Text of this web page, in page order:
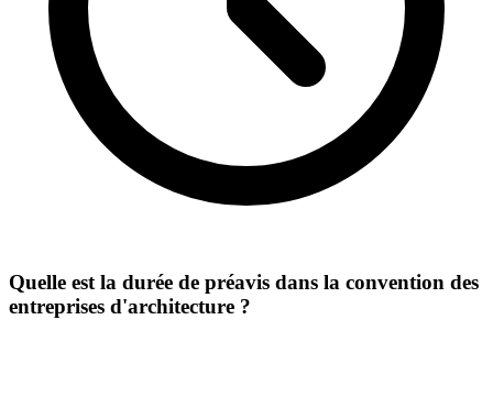
Quelle est la durée de préavis dans la convention des
entreprises d'architecture ?